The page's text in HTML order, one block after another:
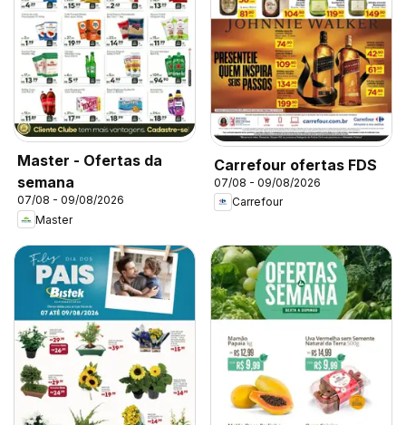
Master - Ofertas da
semana
07/08 - 09/08/2026
Master
Carrefour ofertas FDS
07/08 - 09/08/2026
Carrefour